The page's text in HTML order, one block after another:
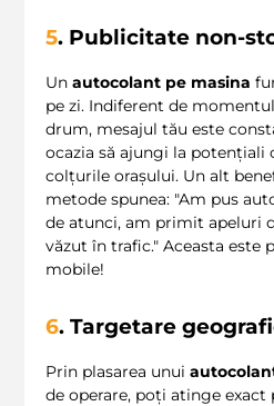
5. Publicitate non-
Un autocolant pe masina
pe zi. Indiferent de
drum, mesajul tău este
ocazia să ajungi la potențiali
colțurile orașului. Un alt
metode spunea: "Am pus
de atunci, am primit apeluri
văzut în trafic." Aceasta este
mobile!
6. Targetare
Prin plasarea unui
de operare, poți atinge